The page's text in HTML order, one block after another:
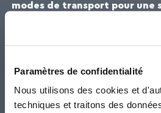
Paramètres de confidentialité
Nous utilisons des cookies et
techniques et traitons des
modes de transport pour une
la plus durable et la plus